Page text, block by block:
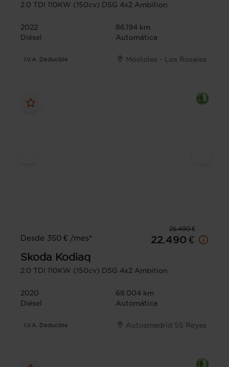
2.0 TDI 110KW (150cv) DSG 4x2 Ambition
2022
86.194 km
Diésel
Automática
I.V.A. Deducible Móstoles - Los Rosales
25.490 €
Desde 350 € /mes*
22.490 €
Skoda Kodiaq
2.0 TDI 110KW (150cv) DSG 4x2 Ambition
2020
68.004 km
Diésel
Automática
I.V.A. Deducible Autosmadrid SS Reyes